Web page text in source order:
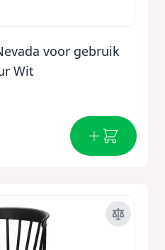
voor gebruik
Wit